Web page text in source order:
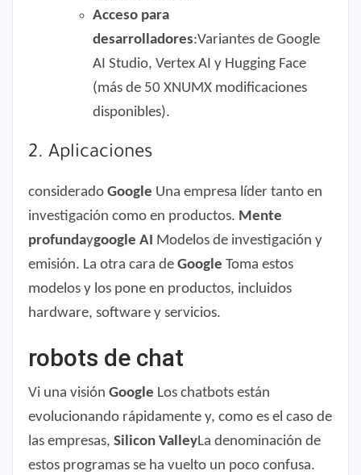
Acceso para
desarrolladores:Variantes de Google
AI Studio, Vertex AI y Hugging Face
(más de 50 XNUMX modificaciones
disponibles).
2. Aplicaciones
considerado Google Una empresa líder tanto en
investigación como en productos. Mente
profundaygoogle AI Modelos de investigación y
emisión. La otra cara de Google Toma estos
modelos y los pone en productos, incluidos
hardware, software y servicios.
robots de chat
Vi una visión Google Los chatbots están
evolucionando rápidamente y, como es el caso de
las empresas, Silicon ValleyLa denominación de
estos programas se ha vuelto un poco confusa.